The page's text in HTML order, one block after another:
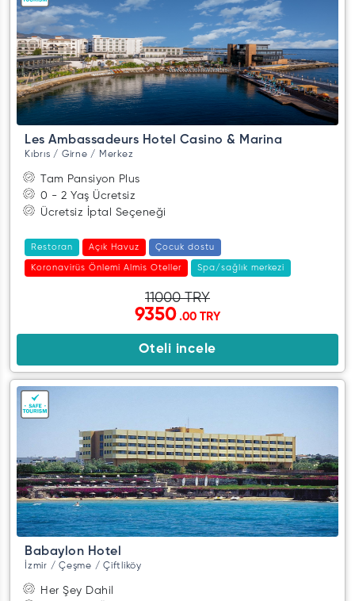
Les Ambassadeurs Hotel Casino & Marina
Kıbrıs / Girne / Merkez
Tam Pansiyon Plus
0 - 2 Yaş Ücretsiz
Ücretsiz İptal Seçeneği
Restoran Açık Havuz Çocuk dostu
Koronavirüs Önlemi Almis Oteller Spa/sağlık merkezi
11000 TRY
9350.00 TRY
Oteli incele
Babaylon Hotel
İzmir / Çeşme / Çiftliköy
Her Şey Dahil